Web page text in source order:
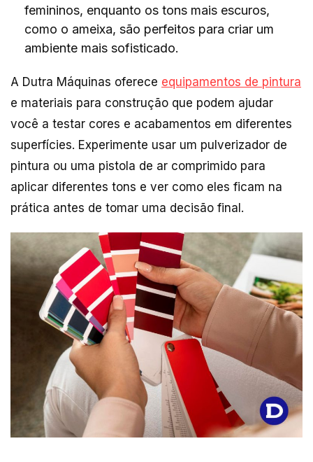
femininos, enquanto os tons mais escuros,
como o ameixa, são perfeitos para criar um
ambiente mais sofisticado.
A Dutra Máquinas oferece equipamentos de pintura
e materiais para construção que podem ajudar
você a testar cores e acabamentos em diferentes
superfícies. Experimente usar um pulverizador de
pintura ou uma pistola de ar comprimido para
aplicar diferentes tons e ver como eles ficam na
prática antes de tomar uma decisão final.